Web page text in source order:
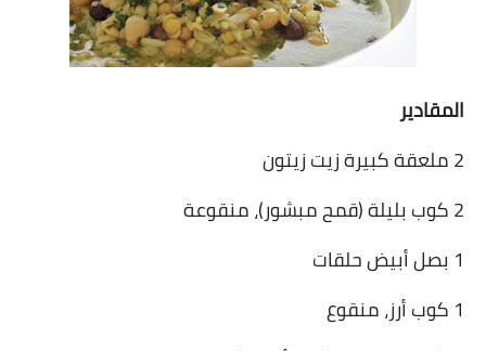
ساندويشات
مخبوزات
وصفات حصرية
المقادير
2 ملعقة كبيرة زيت زيتون
2 كوب بليلة (قمح مبشور)، منقوعة
1 بصل أبيض حلقات
1 كوب أرز، منقوع